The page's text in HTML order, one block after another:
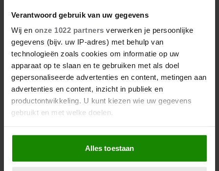
Verantwoord gebruik van uw gegevens
Wij en onze 1022 partners verwerken je persoonlijke
gegevens (bijv. uw IP-adres) met behulp van
technologieën zoals cookies om informatie op uw
apparaat op te slaan en te gebruiken met als doel
gepersonaliseerde advertenties en content, metingen aan
advertenties en content, inzicht in publiek en
productontwikkeling. U kunt kiezen wie uw gegevens
gebruikt en met welke doelen.
Als u het toestaat, willen we ook graag:
Informatie verzamelen over uw geografische
locatie, die tot een paar meter nauwkeurig kan zijn
Alles toestaan